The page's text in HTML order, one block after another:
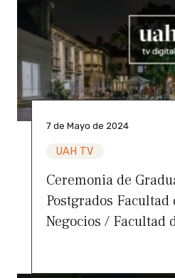
7 de Mayo de 2024
UAH TV
Ceremonia de
Postgrados Facultad
Negocios / Facultad